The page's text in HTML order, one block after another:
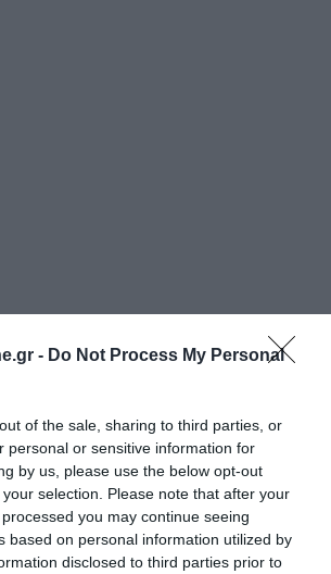
- Do Not Process My Personal
of the sale, sharing to third parties, or
personal or sensitive information for
by us, please use the below opt-out
selection. Please note that after your
you may continue seeing
based on personal information utilized by
disclosed to third parties prior to